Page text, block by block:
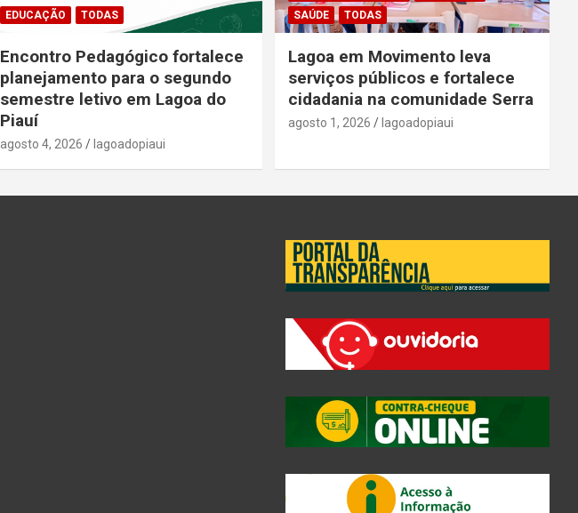
EDUCAÇÃO TODAS
Encontro Pedagógico fortalece
planejamento para o segundo
semestre letivo em Lagoa do
Piauí
agosto 4, 2026 lagoadopiaui
SAÚDE
TODAS
Lagoa em Movimento leva
serviços públicos e fortalece
cidadania na comunidade Serra
agosto 1, 2026 lagoadopiaui